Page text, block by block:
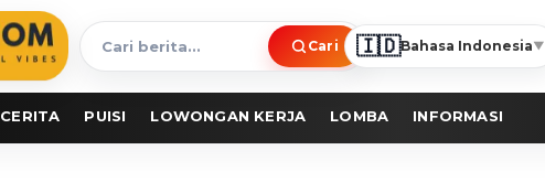
Cari
berita
Cari 🇮🇩Bahasa Indonesia▼
CERITA PUISI LOWONGAN KERJA LOMBA INFORMASI